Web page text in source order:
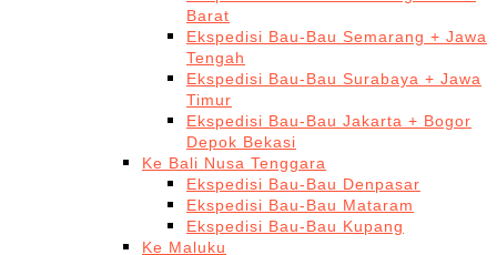
Barat
Ekspedisi Bau-Bau Semarang + Jawa
Tengah
Ekspedisi Bau-Bau Surabaya + Jawa
Timur
Ekspedisi Bau-Bau Jakarta + Bogor
Depok Bekasi
Ke Bali Nusa Tenggara
Ekspedisi Bau-Bau Denpasar
Ekspedisi Bau-Bau Mataram
Ekspedisi Bau-Bau Kupang
Ke Maluku